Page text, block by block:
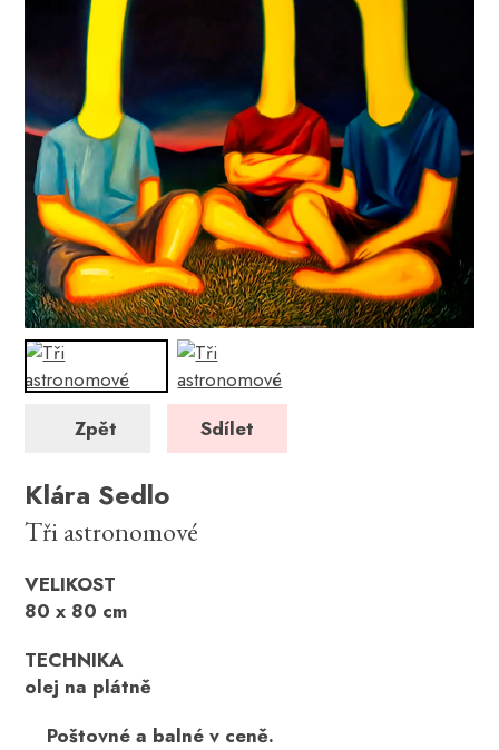
Zpět Sdílet
Klára Sedlo
Tři astronomové
VELIKOST
80 x 80 cm
TECHNIKA
olej na plátně
Poštovné a balné v ceně.